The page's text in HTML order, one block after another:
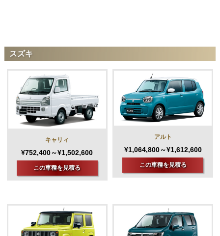
スズキ
キャリィ
¥752,400～¥1,502,600
この車種を見積る
アルト
¥1,064,800～¥1,612,600
この車種を見積る